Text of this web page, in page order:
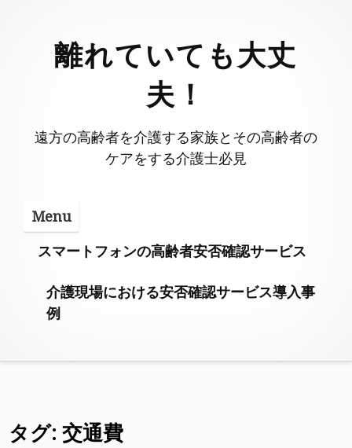
離れていても大丈
夫！
遠方の高齢者を介護する家族とその高齢者の
ケアをする介護士必見
Menu
スマートフォンの高齢者安否確認サービス
介護現場における安否確認サービス導入事
例
タグ:交通費